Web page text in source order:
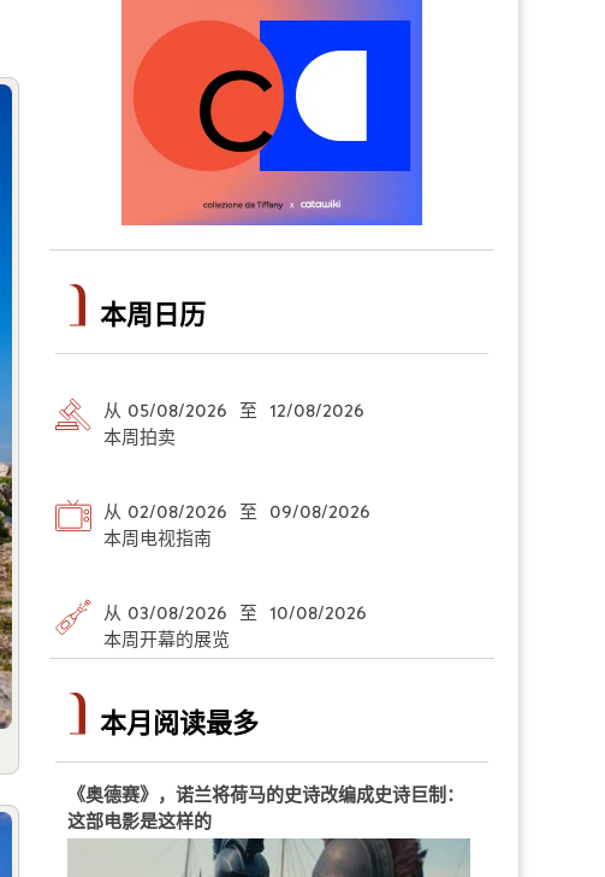
本周日历
从 05/08/2026 至 12/08/2026
本周拍卖
从 02/08/2026 至 09/08/2026
本周电视指南
从 03/08/2026 至 10/08/2026
本周开幕的展览
本月阅读最多
《奥德赛》，诺兰将荷马的史诗改编成史诗巨制：
这部电影是这样的